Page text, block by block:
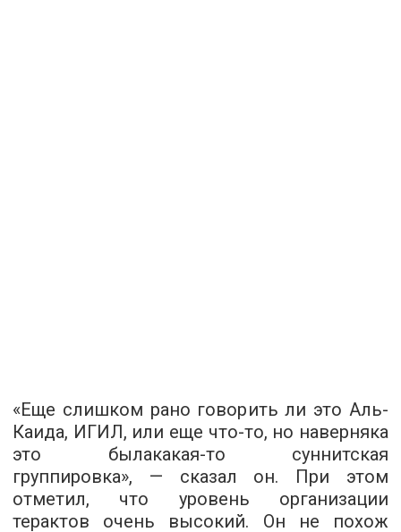
«Еще слишком рано говорить ли это Аль-
Каида, ИГИЛ, или еще что-то, но наверняка
это былакакая-то суннитская
группировка», — сказал он. При этом
отметил, что уровень организации
терактов очень высокий. Он не похож